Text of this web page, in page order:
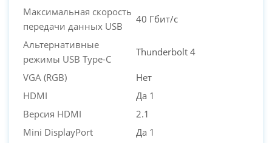
Максимальная скорость
передачи данных USB
40 Гбит/с
Альтернативные
режимы USB Type-C
Thunderbolt 4
VGA (RGB)
Нет
HDMI
Да 1
Версия HDMI
2.1
Mini DisplayPort
Да 1